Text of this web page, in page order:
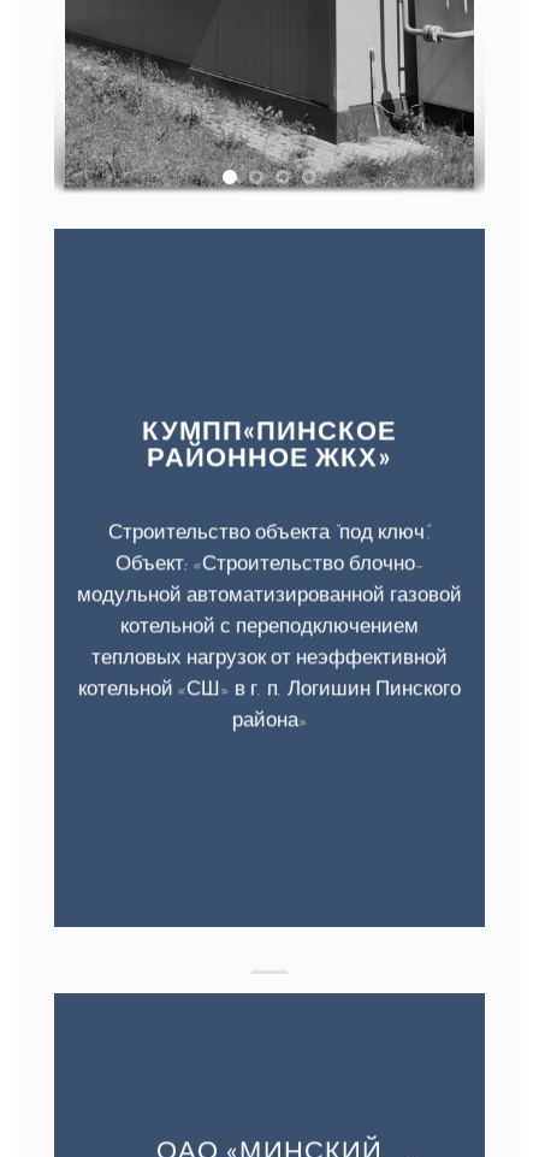
КУМПП«ПИНСКОЕ
РАЙОННОЕ ЖКХ»
Строительство объекта “под ключ”.
Объект: «Строительство блочно-
модульной автоматизированной газовой
котельной с переподключением
тепловых нагрузок от неэффективной
котельной «СШ» в г. п. Логишин Пинского
района»
ОАО «МИНСКИЙ